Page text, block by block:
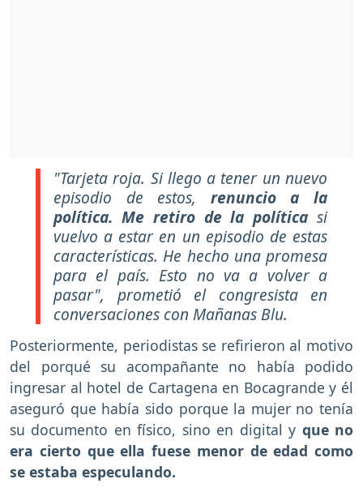
"Tarjeta roja. Si llego a tener un nuevo
episodio de estos, renuncio a la
política. Me retiro de la política si
vuelvo a estar en un episodio de estas
características. He hecho una promesa
para el país. Esto no va a volver a
pasar", prometió el congresista en
conversaciones con Mañanas Blu.
Posteriormente, periodistas se refirieron al motivo
del porqué su acompañante no había podido
ingresar al hotel de Cartagena en Bocagrande y él
aseguró que había sido porque la mujer no tenía
su documento en físico, sino en digital y que no
era cierto que ella fuese menor de edad como
se estaba especulando.